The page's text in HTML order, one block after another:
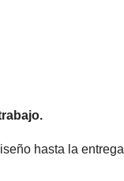
hasta la entrega